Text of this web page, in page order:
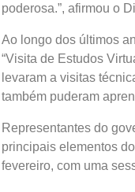
poderosa.”, afirmou o
Ao longo dos últimos
“Visita de Estudos
levaram a visitas
também puderam
Representantes do
principais elementos
fevereiro, com uma